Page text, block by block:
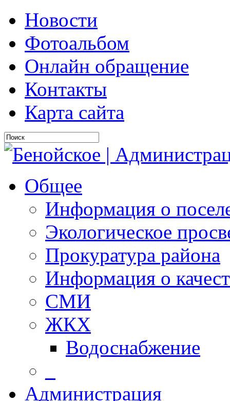
Новости
Фотоальбом
Онлайн обращение
Контакты
Карта сайта
Общее
Информация о
Экологическое
Прокуратура района
Информация о
СМИ
ЖКХ
Водоснабжение
Администрация